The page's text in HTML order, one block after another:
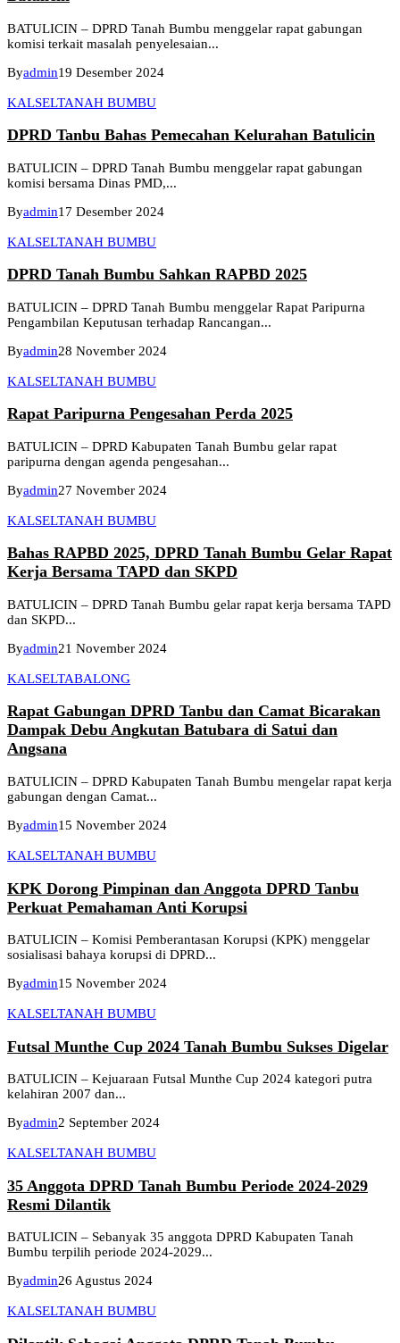
BATULICIN – DPRD Tanah Bumbu menggelar rapat gabungan
komisi terkait masalah penyelesaian...
Byadmin19 Desember 2024
KALSELTANAH BUMBU
DPRD Tanbu Bahas Pemecahan Kelurahan Batulicin
BATULICIN – DPRD Tanah Bumbu menggelar rapat gabungan
komisi bersama Dinas PMD,...
Byadmin17 Desember 2024
KALSELTANAH BUMBU
DPRD Tanah Bumbu Sahkan RAPBD 2025
BATULICIN – DPRD Tanah Bumbu menggelar Rapat Paripurna
Pengambilan Keputusan terhadap Rancangan...
Byadmin28 November 2024
KALSELTANAH BUMBU
Rapat Paripurna Pengesahan Perda 2025
BATULICIN – DPRD Kabupaten Tanah Bumbu gelar rapat
paripurna dengan agenda pengesahan...
Byadmin27 November 2024
KALSELTANAH BUMBU
Bahas RAPBD 2025, DPRD Tanah Bumbu Gelar Rapat
Kerja Bersama TAPD dan SKPD
BATULICIN – DPRD Tanah Bumbu gelar rapat kerja bersama TAPD
dan SKPD...
Byadmin21 November 2024
KALSELTABALONG
Rapat Gabungan DPRD Tanbu dan Camat Bicarakan
Dampak Debu Angkutan Batubara di Satui dan
Angsana
BATULICIN – DPRD Kabupaten Tanah Bumbu mengelar rapat kerja
gabungan dengan Camat...
Byadmin15 November 2024
KALSELTANAH BUMBU
KPK Dorong Pimpinan dan Anggota DPRD Tanbu
Perkuat Pemahaman Anti Korupsi
BATULICIN – Komisi Pemberantasan Korupsi (KPK) menggelar
sosialisasi bahaya korupsi di DPRD...
Byadmin15 November 2024
KALSELTANAH BUMBU
Futsal Munthe Cup 2024 Tanah Bumbu Sukses Digelar
BATULICIN – Kejuaraan Futsal Munthe Cup 2024 kategori putra
kelahiran 2007 dan...
Byadmin2 September 2024
KALSELTANAH BUMBU
35 Anggota DPRD Tanah Bumbu Periode 2024-2029
Resmi Dilantik
BATULICIN – Sebanyak 35 anggota DPRD Kabupaten Tanah
Bumbu terpilih periode 2024-2029...
Byadmin26 Agustus 2024
KALSELTANAH BUMBU